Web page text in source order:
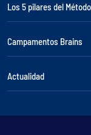
Los 5 pilares del
Campamentos Brains
Actualidad